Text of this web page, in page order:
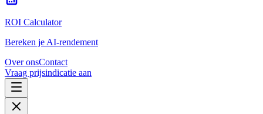
ROI Calculator
Bereken je AI-rendement
Over onsContact
Vraag prijsindicatie aan